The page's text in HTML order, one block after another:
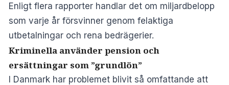
Enligt flera rapporter handlar det om miljardbelopp
som varje år försvinner genom felaktiga
utbetalningar och rena bedrägerier.
Kriminella använder pension och
ersättningar som ”grundlön”
I Danmark har problemet blivit så omfattande att